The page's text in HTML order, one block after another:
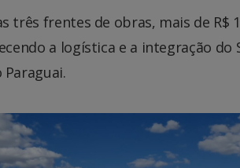
três frentes de obras, mais de R$
a logística e a integração
Paraguai.